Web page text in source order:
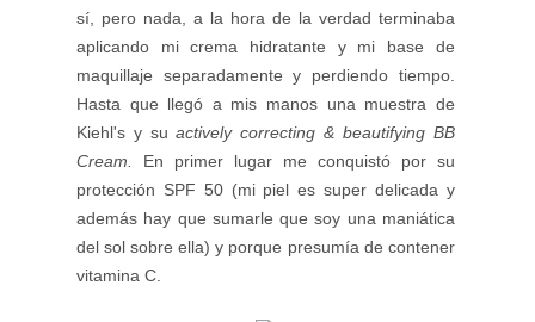
sí, pero nada, a la hora de la verdad terminaba
aplicando mi crema hidratante y mi base de
maquillaje separadamente y perdiendo tiempo.
Hasta que llegó a mis manos una muestra de
Kiehl's y suactively correcting & beautifying BB
Cream. En primer lugar me conquistó por su
protección SPF 50 (mi piel es super delicada y
además hay que sumarle que soy una maniática
del sol sobre ella) y porque presumía de contener
vitamina C.